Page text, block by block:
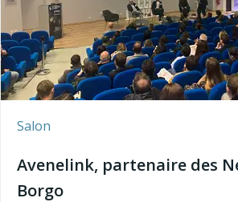
Salon
Avenelink, partenaire des
Borgo